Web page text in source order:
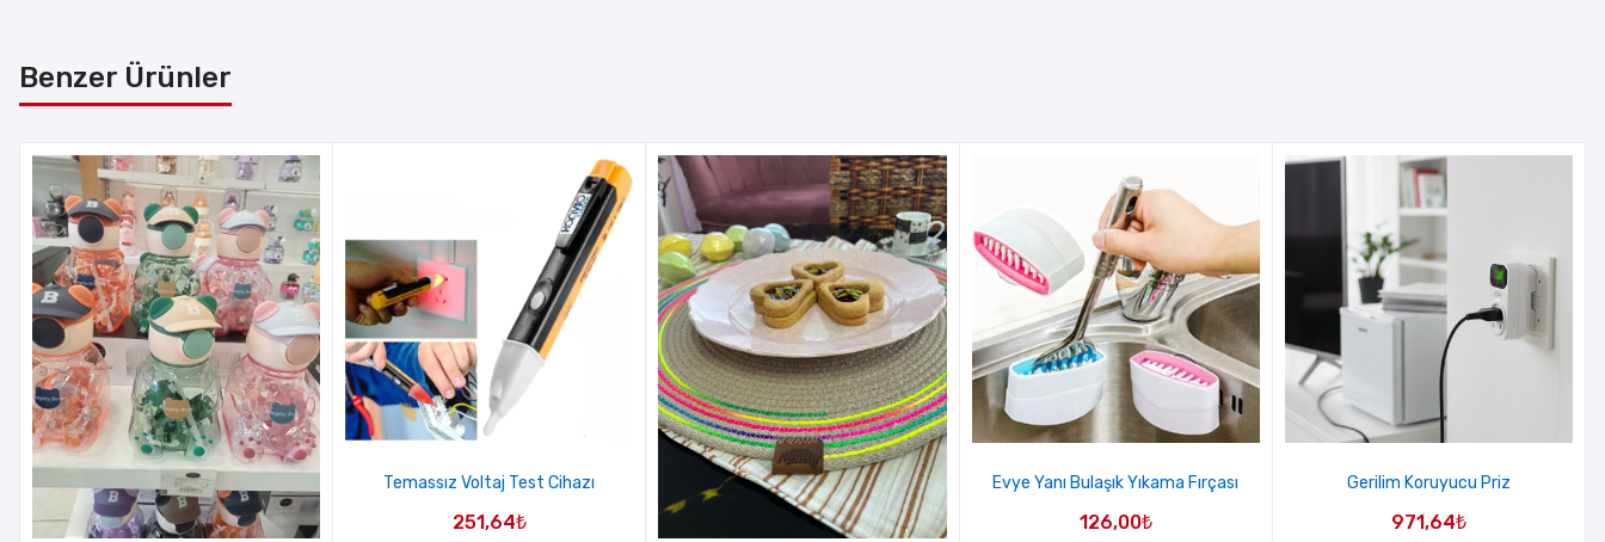
Benzer Ürünler
Temassız Voltaj Test Cihazı
251,64₺
Evye Yanı Bulaşık Yıkama Fırçası
126,00₺
Gerilim Koruyucu Priz
971,64₺